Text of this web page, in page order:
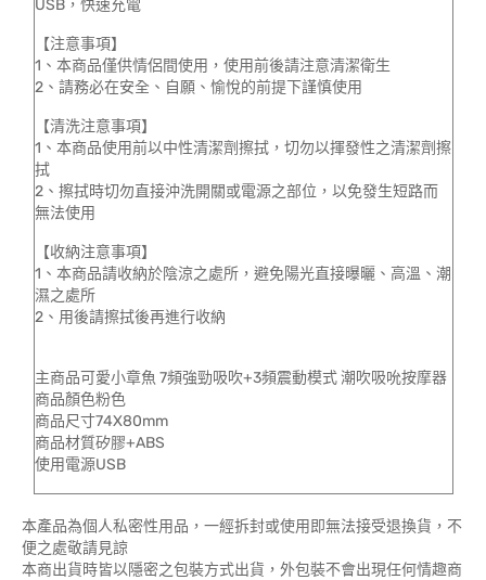
USB，快速充電
【注意事項】
1、本商品僅供情侶間使用，使用前後請注意清潔衛生
2、請務必在安全、自願、愉悅的前提下謹慎使用
【清洗注意事項】
1、本商品使用前以中性清潔劑擦拭，切勿以揮發性之清潔劑擦
拭
2、擦拭時切勿直接沖洗開關或電源之部位，以免發生短路而
無法使用
【收納注意事項】
1、本商品請收納於陰涼之處所，避免陽光直接曝曬、高溫、潮
濕之處所
2、用後請擦拭後再進行收納
主商品可愛小章魚 7頻強勁吸吹+3頻震動模式 潮吹吸吮按摩器
商品顏色粉色
商品尺寸74X80mm
商品材質矽膠+ABS
使用電源USB
本產品為個人私密性用品，一經拆封或使用即無法接受退換貨，不
便之處敬請見諒
本商出貨時皆以隱密之包裝方式出貨，外包裝不會出現任何情趣商